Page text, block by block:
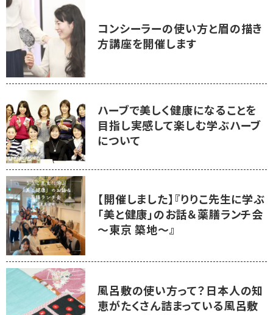
コンシーラーの使い方と眉の描き
方講座を開催します
ハーブで美しく健康になることを
目指し実感して楽しむ学ぶハーブ
について
【開催しました】『りりこ先生に学ぶ
「美と健康」のお話＆薬膳ランチ会
～東京 築地～』
風呂敷の使い方って？日本人の知
恵がたくさん詰まっている風呂敷